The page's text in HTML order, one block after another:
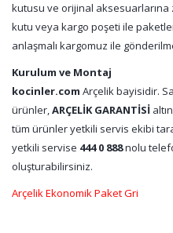
kutusu ve orijinal
kutu veya kargo poşeti ile
anlaşmalı kargomuz ile
Kurulum ve Montaj
kocinler.com Arçelik bayisidir.
ürünler,ARÇELİK GARANTİSİ
tüm ürünler yetkili servis ekibi
yetkili servise 444 0 888nolu
oluşturabilirsiniz.
Arçelik Ekonomik Paket Gri